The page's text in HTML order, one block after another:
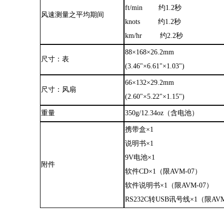
风速测量之平均期间
ft/min
约1.2秒
knots
约1.2秒
km/hr
约2.2秒
尺寸 ：表
88×168×26.2mm
(3.46"×6.61"×1.03")
尺寸 ： 风扇
66×132×29.2mm
(2.60"×5.22"×1.15")
重量 350g/12.34oz （含电池）
附件
携带盒×1
说明书×1
9V电池×1
软件CD×1 （ 限AVM-07）
软件说明书×1 （ 限AVM-07）
RS232C转USB讯号线×1 （ 限